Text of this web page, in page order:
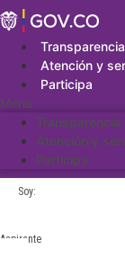
Saltar
al
contenido
Atención y
Participa
Menu
Atención y
Participa
Soy:
Aspirante